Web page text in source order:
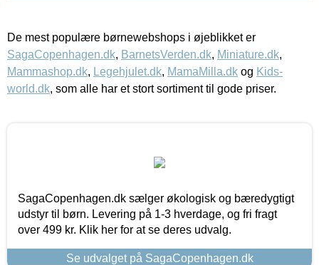
De mest populære børnewebshops i øjeblikket er
SagaCopenhagen.dk, BarnetsVerden.dk, Miniature.dk,
Mammashop.dk, Legehjulet.dk, MamaMilla.dk og Kids-
world.dk, som alle har et stort sortiment til gode priser.
SagaCopenhagen.dk sælger økologisk og bæredygtigt
udstyr til børn. Levering på 1-3 hverdage, og fri fragt
over 499 kr. Klik her for at se deres udvalg.
Se udvalget på SagaCopenhagen.dk